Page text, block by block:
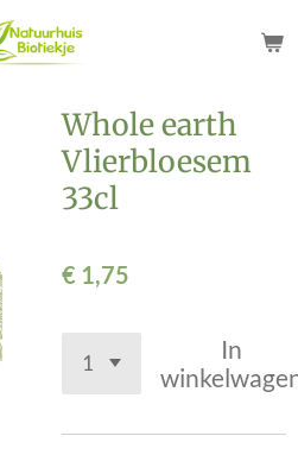
Whole earth
Vlierbloesem
33cl
€ 1,75
In